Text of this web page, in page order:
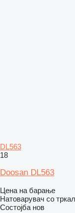
DL563
18
Doosan DL563
Цена на барање
Натоварувач со
Состојба нов